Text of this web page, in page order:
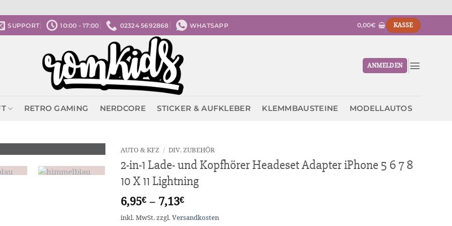
SUPPORT 10:00 - 17:00 02324 5692868 WHATSAPP 0,00€ KASSE
ANMELDEN
RETRO GAMING NERDCORE STICKER & AUFKLEBER KLEMMBAUSTEINE MODELLAUTOS
AUTO & KFZ / DIV. ZUBEHÖR
2-in-1 Lade- und Kopfhörer Headeset Adapter iPhone 5 6 7 8
10 X 11 Lightning
6,95€ – 7,13€
inkl. MwSt.zzgl.Versandkosten